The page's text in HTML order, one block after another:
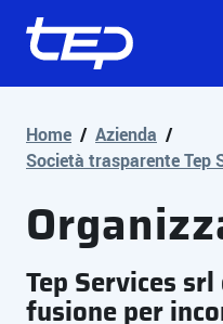
Tep - Trasporti pubblici
Home / Azienda /
Società trasparente Tep
Tep Services
fusione per